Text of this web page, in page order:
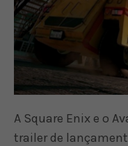
A Square Enix e o
trailer de